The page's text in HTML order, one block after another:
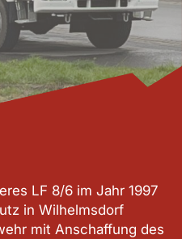
LF 8/6 im Jahr 1997
in Wilhelmsdorf
mit Anschaffung des